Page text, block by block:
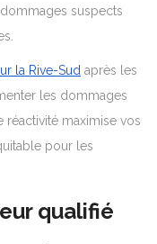
suspects
la Rive-Sud après les
les dommages
réactivité maximise vos
pour les
qualifié